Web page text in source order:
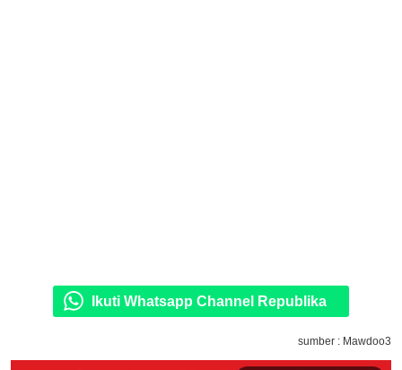
Ikuti Whatsapp Channel Republika
sumber : Mawdoo3